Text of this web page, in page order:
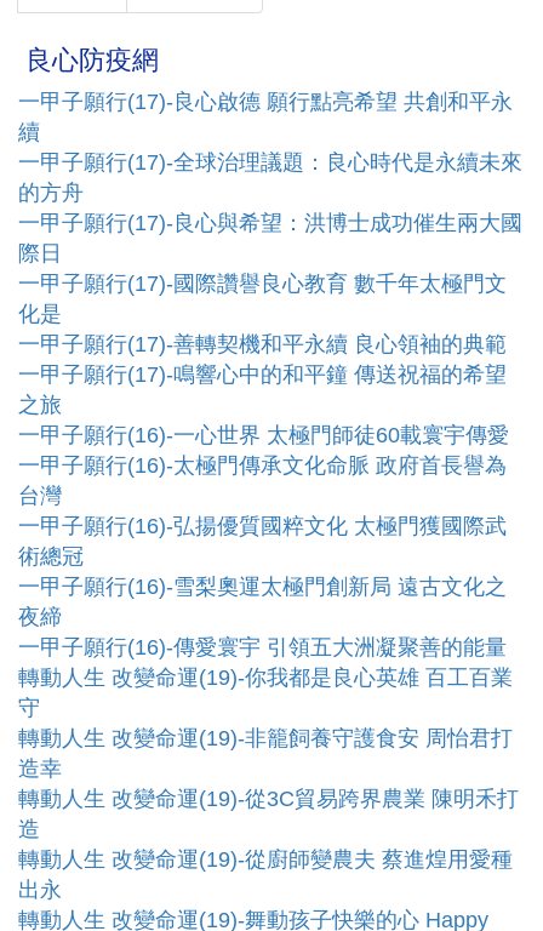
良心防疫網
一甲子願行(17)-良心啟德 願行點亮希望 共創和平永
續
一甲子願行(17)-全球治理議題：良心時代是永續未來
的方舟
一甲子願行(17)-良心與希望：洪博士成功催生兩大國
際日
一甲子願行(17)-國際讚譽良心教育 數千年太極門文
化是
一甲子願行(17)-善轉契機和平永續 良心領袖的典範
一甲子願行(17)-鳴響心中的和平鐘 傳送祝福的希望
之旅
一甲子願行(16)-一心世界 太極門師徒60載寰宇傳愛
一甲子願行(16)-太極門傳承文化命脈 政府首長譽為
台灣
一甲子願行(16)-弘揚優質國粹文化 太極門獲國際武
術總冠
一甲子願行(16)-雪梨奧運太極門創新局 遠古文化之
夜締
一甲子願行(16)-傳愛寰宇 引領五大洲凝聚善的能量
轉動人生 改變命運(19)-你我都是良心英雄 百工百業
守
轉動人生 改變命運(19)-非籠飼養守護食安 周怡君打
造幸
轉動人生 改變命運(19)-從3C貿易跨界農業 陳明禾打
造
轉動人生 改變命運(19)-從廚師變農夫 蔡進煌用愛種
出永
轉動人生 改變命運(19)-舞動孩子快樂的心 Happy